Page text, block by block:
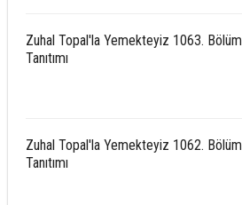
Zuhal Topal'la Yemekteyiz 1063. Bölüm
Tanıtımı
Zuhal Topal'la Yemekteyiz 1062. Bölüm
Tanıtımı